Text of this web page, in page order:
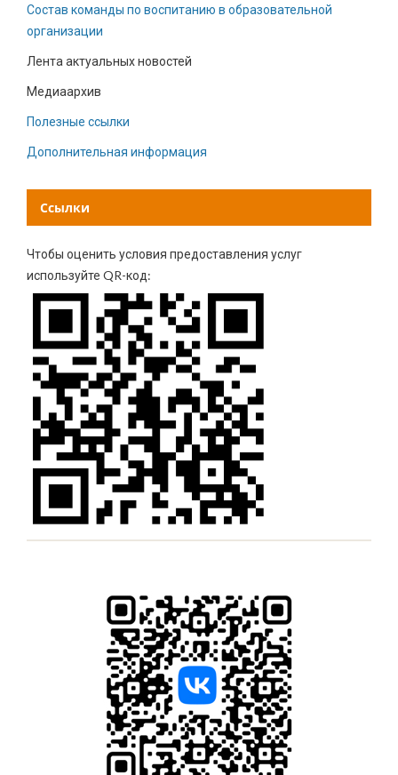
Состав команды по воспитанию в образовательной
организации
Лента актуальных новостей
Медиаархив
Полезные ссылки
Дополнительная информация
Ссылки
Чтобы оценить условия предоставления услуг
используйте QR-код: